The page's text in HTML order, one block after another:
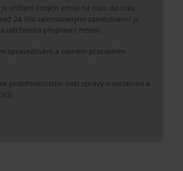
snížení čistých emisí na nulu do roku
24 500 talentovanými zaměstnanci je
udržitelná přepravní řešení.
spravedlivém a rovném pracovním
prostřednictvím naší zprávy o sociálním a